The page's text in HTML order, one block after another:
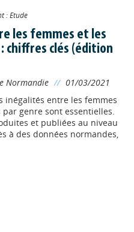
: Etude
les femmes et les
chiffres clés (édition
Normandie // 01/03/2021
inégalités entre les femmes
genre sont essentielles.
et publiées au niveau
à des données normandes,